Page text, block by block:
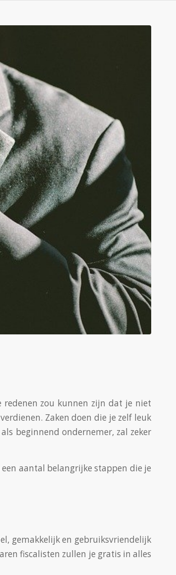
zou kunnen zijn dat je niet
Zaken doen die je zelf leuk
beginnend ondernemer, zal zeker
aantal belangrijke stappen die je
gemakkelijk en gebruiksvriendelijk
fiscalisten zullen je gratis in alles